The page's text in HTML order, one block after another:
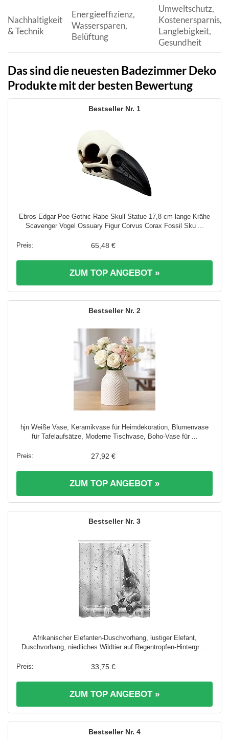
Nachhaltigkeit
& Technik
Energieeffizienz,
Wassersparen,
Belüftung
Umweltschutz,
Kostenersparnis,
Langlebigkeit,
Gesundheit
Das sind die neuesten Badezimmer Deko
Produkte mit der besten Bewertung
1
Ebros Edgar Poe Gothic Rabe Skull Statue 17,8 cm lange Krähe
Scavenger Vogel Ossuary Figur Corvus Corax Fossil Sku ...
65,48 €
ZUM TOP ANGEBOT »
2
hjn Weiße Vase, Keramikvase für Heimdekoration, Blumenvase
für Tafelaufsätze, Moderne Tischvase, Boho-Vase für ...
27,92 €
ZUM TOP ANGEBOT »
3
Afrikanischer Elefanten-Duschvorhang, lustiger Elefant,
Duschvorhang, niedliches Wildtier auf Regentropfen-Hintergr ...
33,75 €
ZUM TOP ANGEBOT »
4